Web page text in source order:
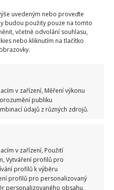
uvedeným nebo proveďte
budou použity pouze na tomto
včetně odvolání souhlasu,
nebo kliknutím na tlačítko
v zařízení, Měření výkonu
publiku
údajů z různých zdrojů.
v zařízení, Použití
Vytváření profilů pro
profilů k výběru
profilů pro personalizovaný
personalizovaného obsahu,